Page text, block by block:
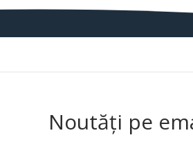
Noutăți pe